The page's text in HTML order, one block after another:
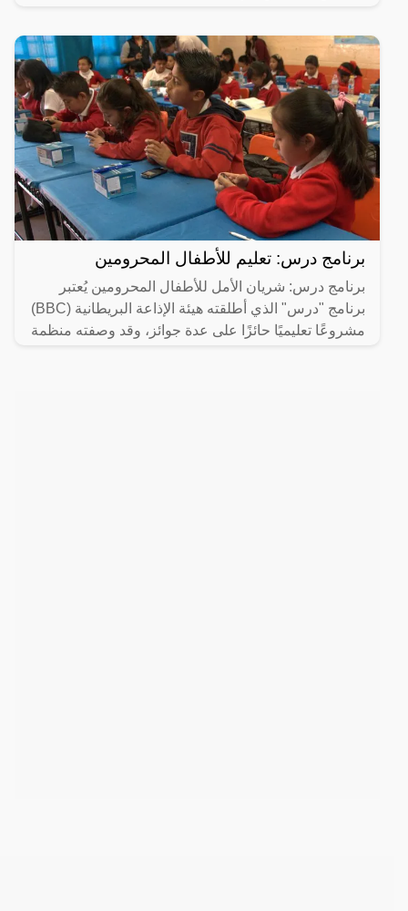
برنامج درس: تعليم للأطفال المحرومين
برنامج درس: شريان الأمل للأطفال المحرومين يُعتبر
برنامج "درس" الذي أطلقته هيئة الإذاعة البريطانية (BBC)
مشروعًا تعليميًا حائزًا على عدة جوائز، وقد وصفته منظمة